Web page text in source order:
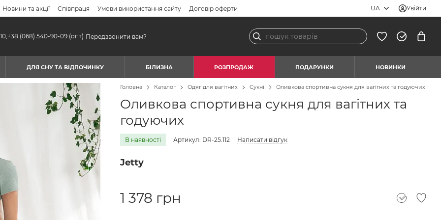
Новини та акції Співпраця Умови використання сайту Договір оферти UA Увійти
+38 (068) 540-90-09 (опт) Передзвонити вам?
ДЛЯ СНУ ТА ВІДПОЧИНКУ БІЛИЗНА РОЗПРОДАЖ ПОДАРУНКИ НОВИНКИ
Головна Каталог Одяг для вагітних Сукні Оливкова спортивна сукня для вагітних та годуючих
Оливкова спортивна сукня для вагітних та
годуючих
В наявності Артикул: DR-25.112 Написати відгук
Jetty
1 378 грн